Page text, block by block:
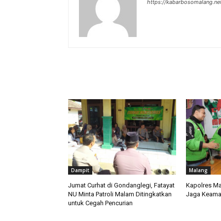
https://
Dampit
Jumat Curhat di Gondanglegi, Fatayat
NU Minta Patroli Malam Ditingkatkan
untuk Cegah Pencurian
Malang
Kapolres
Jaga